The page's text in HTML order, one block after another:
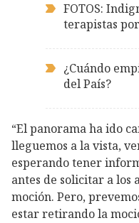
FOTOS:
terapistas
¿Cuándo
del País?
“El panorama ha ido
lleguemos a la vista,
esperando tener
antes de solicitar a los
moción. Pero,
estar retirando la